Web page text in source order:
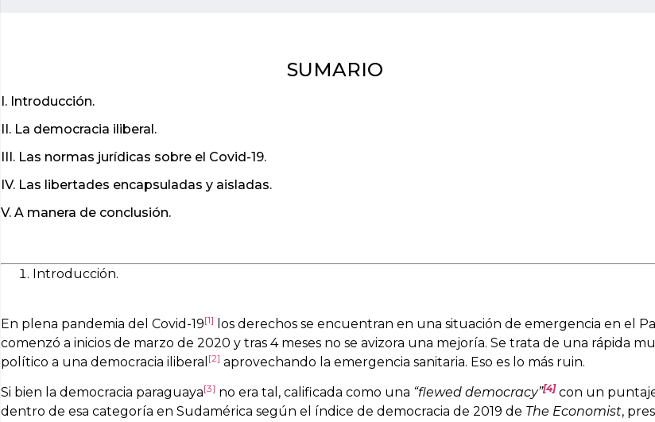
SUMARIO
I. Introducción.
II. La democracia iliberal.
III. Las normas jurídicas sobre el Covid-19.
IV. Las libertades encapsuladas y aisladas.
V. A manera de conclusión.
Introducción.
En plena pandemia del Covid-19[1]
los derechos se encuentran en una situación de emergencia en el
comenzó a inicios de marzo de 2020 y tras 4 meses no se avizora una mejoría. Se trata de una rápida
político a una democracia iliberal [2] aprovechando la emergencia sanitaria. Eso es lo más ruin.
Si bien la democracia paraguaya[3] no era tal, calificada como una “flewed democracy”[4] con un
dentro de esa categoría en Sudamérica según el índice de democracia de 2019 de The Economist,